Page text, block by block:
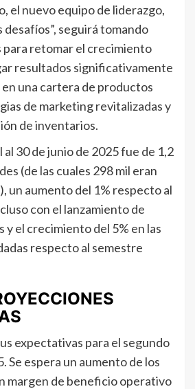
el nuevo equipo de liderazgo,
desafíos”, seguirá tomando
para retomar el crecimiento
resultados significativamente
en una cartera de productos
de marketing revitalizadas y
de inventarios.
30 de junio de 2025 fue de 1,2
(de las cuales 298 mil eran
un aumento del 1% respecto al
con el lanzamiento de
y el crecimiento del 5% en las
respecto al semestre
expectativas para el segundo
Se espera un aumento de los
margen de beneficio operativo